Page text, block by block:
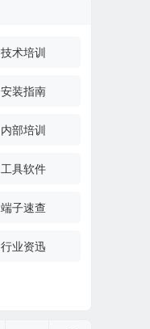
技术培训
安装指南
内部培训
工具软件
端子速查
行业资迅